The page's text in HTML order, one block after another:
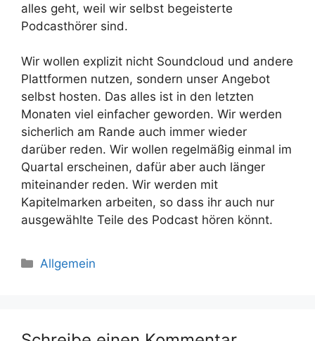
alles geht, weil wir selbst begeisterte
Podcasthörer sind.
Wir wollen explizit nicht Soundcloud und andere
Plattformen nutzen, sondern unser Angebot
selbst hosten. Das alles ist in den letzten
Monaten viel einfacher geworden. Wir werden
sicherlich am Rande auch immer wieder
darüber reden. Wir wollen regelmäßig einmal im
Quartal erscheinen, dafür aber auch länger
miteinander reden. Wir werden mit
Kapitelmarken arbeiten, so dass ihr auch nur
ausgewählte Teile des Podcast hören könnt.
Kategorien
Allgemein